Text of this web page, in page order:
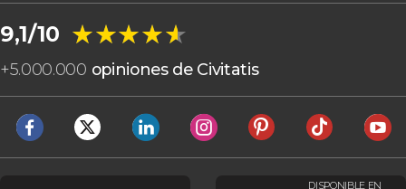
9,1/10 ★★★★★
★★★★★
+5.000.000 opiniones de Civitatis
DISPONIBLE EN